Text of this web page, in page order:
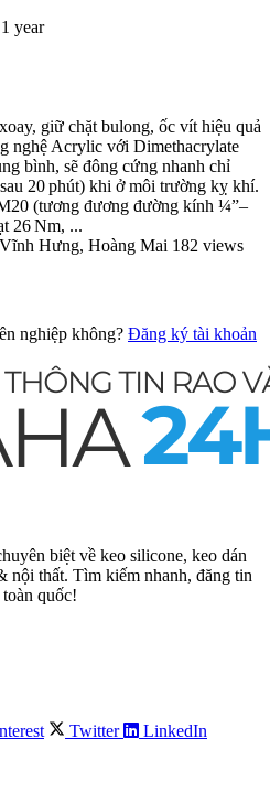
1 year
giữ chặt bulong, ốc vít hiệu quả
nghệ Acrylic với Dimethacrylate
bình, sẽ đông cứng nhanh chỉ
20 phút) khi ở môi trường kỵ khí.
(tương đương đường kính ¼”–
26 Nm, ...
Hưng, Hoàng Mai 182 views
nghiệp không? Đăng ký tài khoản
biệt về keo silicone, keo dán
nội thất. Tìm kiếm nhanh, đăng tin
quốc!
Twitter LinkedIn